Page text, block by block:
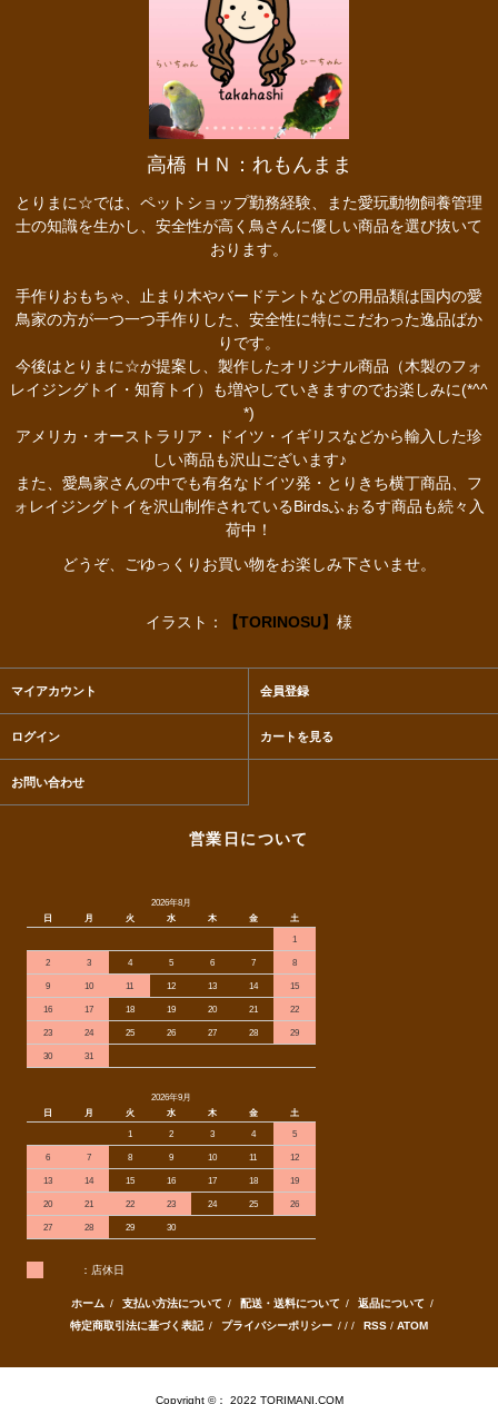
高橋 ＨＮ：れもんまま
とりまに☆では、ペットショップ勤務経験、また愛玩動物飼養管理
士の知識を生かし、安全性が高く鳥さんに優しい商品を選び抜いて
おります。
手作りおもちゃ、止まり木やバードテントなどの用品類は国内の愛
鳥家の方が一つ一つ手作りした、安全性に特にこだわった逸品ばか
りです。
今後はとりまに☆が提案し、製作したオリジナル商品（木製のフォ
レイジングトイ・知育トイ）も増やしていきますのでお楽しみに(*^^
*)
アメリカ・オーストラリア・ドイツ・イギリスなどから輸入した珍
しい商品も沢山ございます♪
また、愛鳥家さんの中でも有名なドイツ発・とりきち横丁商品、フ
ォレイジングトイを沢山制作されているBirdsふぉるす商品も続々入
荷中！
どうぞ、ごゆっくりお買い物をお楽しみ下さいませ。
イラスト： 【TORINOSU】 様
マイアカウント 会員登録
ログイン カートを見る
お問い合わせ
営業日について
2026年8月
日
月 火 水 木 金
土
1
2 3 4 5 6 7 8
9 10 11 12 13 14 15
16 17 18 19 20 21 22
23 24 25 26 27 28 29
30 31
2026年9月
日
月 火 水 木 金
土
1
2 3 4 5
6 7 8 9 10 11 12
13 14 15 16 17 18 19
20 21 22 23 24 25 26
27 28 29 30
：店休日
ホーム / 支払い方法について / 配送・送料について / 返品について /
特定商取引法に基づく表記 / プライバシーポリシー / / / RSS / ATOM
Copyright ©： 2022 TORIMANI.COM